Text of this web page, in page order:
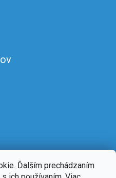
Ďalším prechádzaním